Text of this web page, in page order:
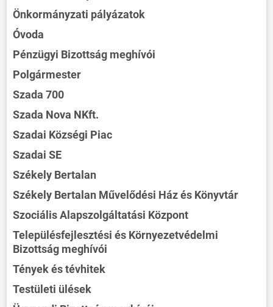
ÜGYINTÉZÉS
VÁLASZTÁSOK
Önkormányzati pályázatok
Óvoda
Pénzügyi Bizottság meghívói
Polgármester
Szada 700
Szada Nova NKft.
Szadai Községi Piac
Szadai SE
Székely Bertalan
Székely Bertalan Művelődési Ház és Könyvtár
Szociális Alapszolgáltatási Központ
Településfejlesztési és Környezetvédelmi
Bizottság meghívói
Tények és tévhitek
Testületi ülések